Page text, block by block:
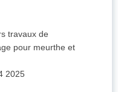
travaux de
pour meurthe et
2025